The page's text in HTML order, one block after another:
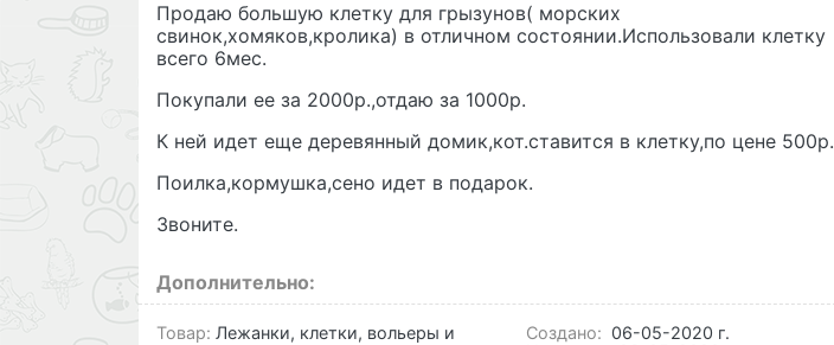
Продаю большую клетку для грызунов( морских
свинок,хомяков,кролика) в отличном состоянии.Использовали клетку
всего 6мес.
Покупали ее за 2000р.,отдаю за 1000р.
К ней идет еще деревянный домик,кот.ставится в клетку,по цене 500р.
Поилка,кормушка,сено идет в подарок.
Звоните.
Дополнительно:
Товар: Лежанки, клетки, вольеры и
Cоздано:06-05-2020 г.